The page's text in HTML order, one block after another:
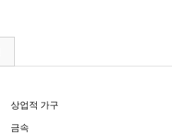
상업적 가구
금속